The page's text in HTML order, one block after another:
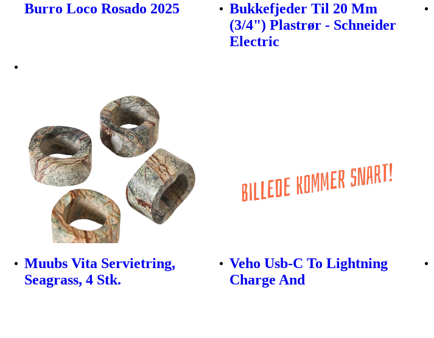
Burro Loco Rosado 2025
Bukkefjeder Til 20 Mm
(3/4") Plastrør - Schneider
Electric
Muubs Vita Servietring,
Seagrass, 4 Stk.
Veho Usb-C To Lightning
Charge And